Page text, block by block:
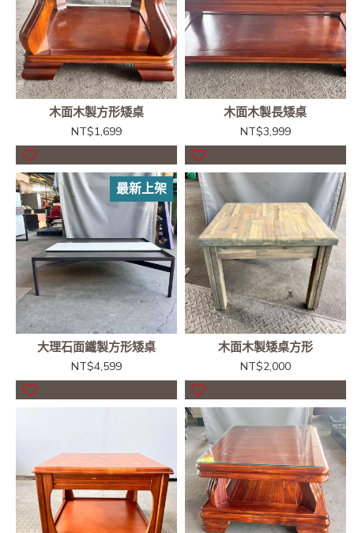
木面木製方形矮桌
NT$1,699
木面木製長矮桌
NT$3,999
最新上架
大理石面鐵製方形矮桌
NT$4,599
木面木製矮桌方形
NT$2,000